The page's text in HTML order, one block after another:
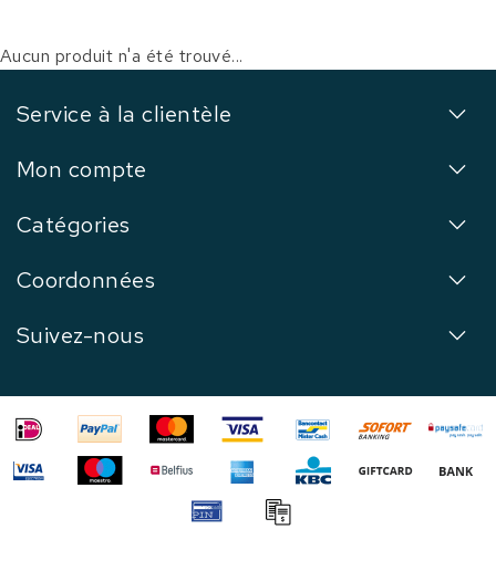
Aucun produit n'a été trouvé...
Service à la clientèle
Mon compte
Catégories
Coordonnées
Suivez-nous